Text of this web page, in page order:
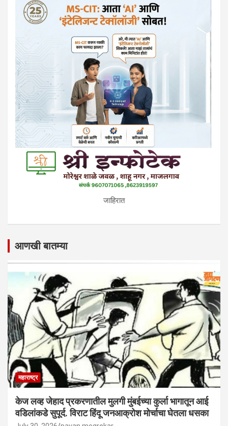
जाहिरात
आणखी बातम्या
महाराष्ट्र
केज लव्ह जेहाद प्रकरणातील मुलगी मुंबईच्या कुर्ला भागातून आई
वडिलांकडे सुपूर्द. विराट हिंदू जनआक्रोश मोर्चाचा घेतला धसका